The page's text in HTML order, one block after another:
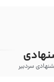
سردبیر